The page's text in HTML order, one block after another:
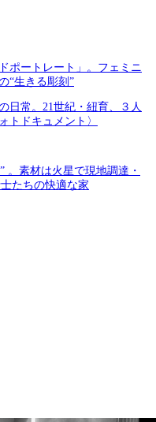
ポートレート」。フェミニ
“生きる彫刻”
日常。21世紀・紐育、３人
トドキュメント〉
。素材は火星で現地調達・
たちの快適な家